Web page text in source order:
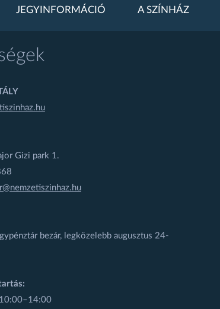
JEGYINFORMÁCIÓ A SZÍNHÁZ
Gizi park 1.
bezár, legközelebb augusztus 24-